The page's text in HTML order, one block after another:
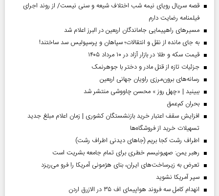
قصه سریال رویای نیمه شب اختلاف شیعه و سنی نیست/ از روند اجرای
فیلمنامه رضایت دارم
مسیر‌های راهپیمایی جاماندگان اربعین در البرز اعلام شد
به جای مانده از نقل و انتقالات؛ سپاهان و پرسپولیس سد ساختند!
قیمت سکه و طلا در بازار آزاد در ۱۰ مرداد ۱۴۰۵
جزئیات تازه از قتل مادر و دختر با جوهرنمک
رسانه‌های برون‌مرزی راویان جهانی اربعین
ببینید | «چهل روز » محسن چاووشی منتشر شد
بحران کم‌عمق
افزایش سقف اعتبار خرید بازنشستگان کشوری | زمان اعلام مبلغ جدید
تسهیلات خرید از فروشگاه‌ها
اطراف رشت کجا بریم (جاهای دیدنی اطراف رشت)
رهبر یمن: صهیونیسم خطری برای تمام جامعه بشریت است
تعرض به زیرساخت‌های ایران، بنای هژمونی آمریکا را فرو می‌ریزد
سپر آمریکا نشوید
انهدام کامل سه فروند هواپیمای اف ۳۵ در الازرق اردن